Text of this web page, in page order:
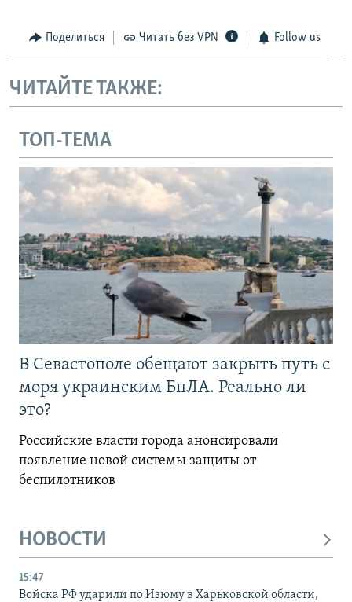
Поделиться Читать без VPN Follow us
ЧИТАЙТЕ ТАКЖЕ:
ТОП-ТЕМА
В Севастополе обещают закрыть путь с
моря украинским БпЛА. Реально ли
это?
Российские власти города анонсировали
появление новой системы защиты от
беспилотников
НОВОСТИ
15:47
Войска РФ ударили по Изюму в Харьковской области,